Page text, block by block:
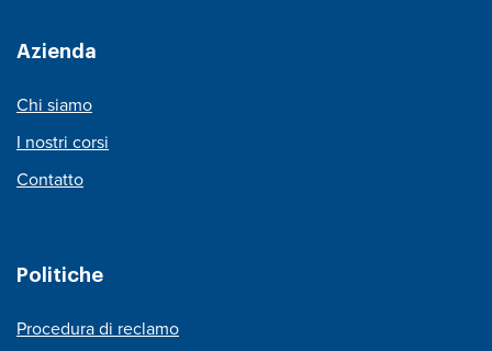
Azienda
Chi siamo
I nostri corsi
Contatto
Politiche
Procedura di reclamo